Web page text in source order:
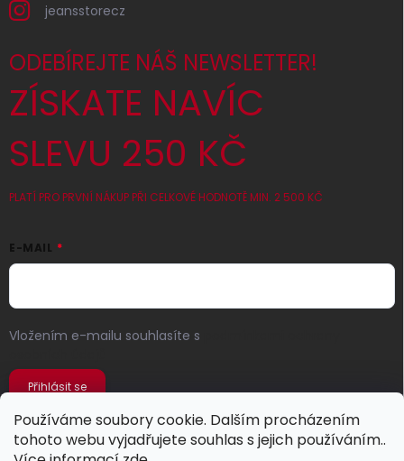
Používáme soubory cookie. Dalším procházením
tohoto webu vyjadřujete souhlas s jejich používáním..
jeansstorecz
ODEBÍREJTE NÁŠ NEWSLETTER!
ZÍSKATE NAVÍC
SLEVU 250 KČ
PLATÍ PRO PRVNÍ NÁKUP PŘI CELKOVÉ HODNOTĚ MIN. 2 500 KČ
E-MAIL
Vložením e-mailu souhlasíte s
Přihlásit se